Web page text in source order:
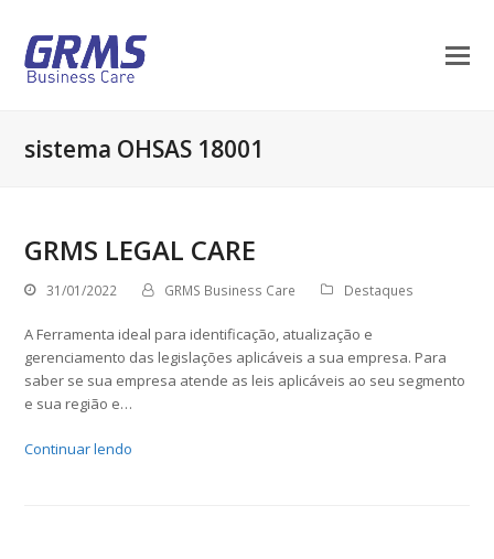
sistema OHSAS 18001
GRMS LEGAL CARE
31/01/2022 GRMS Business Care Destaques
A Ferramenta ideal para identificação, atualização e
gerenciamento das legislações aplicáveis a sua empresa. Para
saber se sua empresa atende as leis aplicáveis ao seu segmento
e sua região e…
Continuar lendo